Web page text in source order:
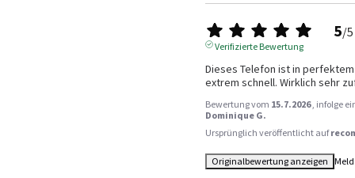
5/5
Verifizierte Bewertung
Dieses Telefon ist in
extrem schnell. Wirklich sehr
Bewertung vom 15.7.2026 , infolge
Dominique G.
Ursprünglich veröffentlicht auf
Originalbewertung anzeigen